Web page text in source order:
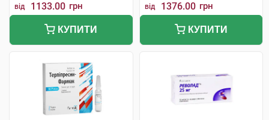
від 1133.00 грн
КУПИТИ
від 1376.00 грн
КУПИТИ